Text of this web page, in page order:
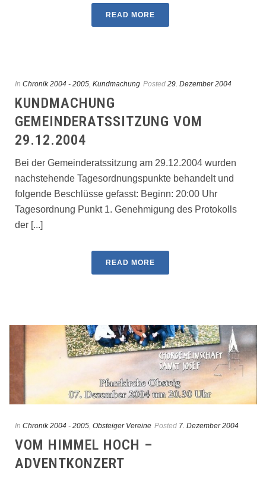
READ MORE
In Chronik 2004 - 2005, Kundmachung Posted 29. Dezember 2004
KUNDMACHUNG
GEMEINDERATSSITZUNG VOM
29.12.2004
Bei der Gemeinderatssitzung am 29.12.2004 wurden
nachstehende Tagesordnungspunkte behandelt und
folgende Beschlüsse gefasst: Beginn: 20:00 Uhr
Tagesordnung Punkt 1. Genehmigung des Protokolls
der [...]
READ MORE
In Chronik 2004 - 2005 Obsteiger Vereine Posted 7. Dezember 2004
VOM HIMMEL HOCH –
ADVENTKONZERT